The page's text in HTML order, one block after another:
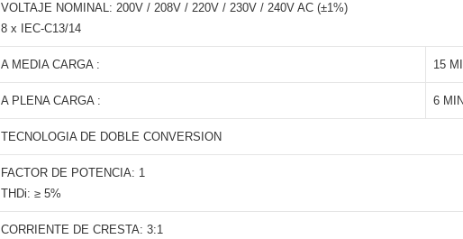
VOLTAJE NOMINAL: 200V / 208V / 220V / 230V / 240V AC (±1%)
8 x IEC-C13/14
A MEDIA CARGA : 15
A PLENA CARGA : 6
TECNOLOGIA DE DOBLE CONVERSION
FACTOR DE POTENCIA: 1
THDi: ≥ 5%
CORRIENTE DE CRESTA: 3:1